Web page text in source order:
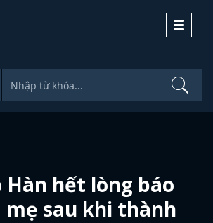
Toggle
Hàn hết lòng báo
mẹ sau khi thành